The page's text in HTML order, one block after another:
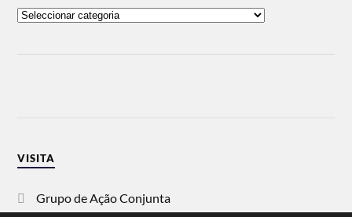
VISITA
Grupo de Ação Conjunta